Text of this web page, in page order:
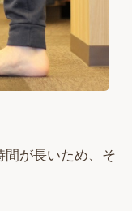
間が長いため、そ